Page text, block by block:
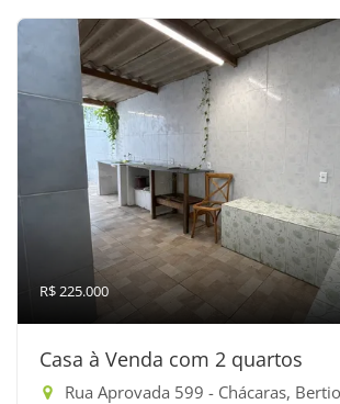
R$ 225.000
Casa à Venda com 2 quartos
Rua Aprovada 599 - Chácaras,